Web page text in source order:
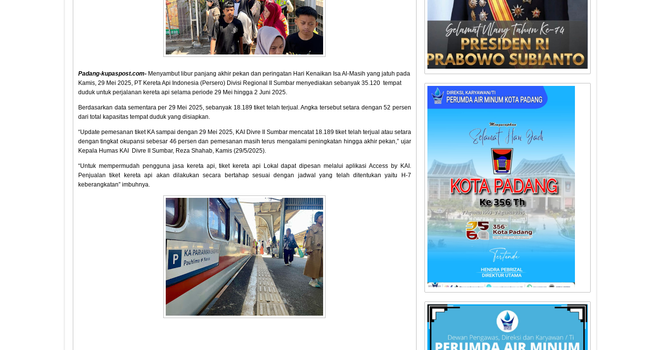
Padang-kupaspost.com- Menyambut libur panjang akhir pekan dan peringatan Hari Kenaikan Isa Al-Masih yang jatuh pada
Kamis, 29 Mei 2025, PT Kereta Api Indonesia (Persero) Divisi Regional II Sumbar menyediakan sebanyak 35.120 tempat
duduk untuk perjalanan kereta api selama periode 29 Mei hingga 2 Juni 2025.
Berdasarkan data sementara per 29 Mei 2025, sebanyak 18.189 tiket telah terjual. Angka tersebut setara dengan 52 persen
dari total kapasitas tempat duduk yang disiapkan.
“Update pemesanan tiket KA sampai dengan 29 Mei 2025, KAI Divre II Sumbar mencatat 18.189 tiket telah terjual atau setara
dengan tingkat okupansi sebesar 46 persen dan pemesanan masih terus mengalami peningkatan hingga akhir pekan,” ujar
Kepala Humas KAI Divre II Sumbar, Reza Shahab, Kamis (29/5/2025).
“Untuk mempermudah pengguna jasa kereta api, tiket kereta api Lokal dapat dipesan melalui aplikasi Access by KAI.
Penjualan tiket kereta api akan dilakukan secara bertahap sesuai dengan jadwal yang telah ditentukan yaitu H-7
keberangkatan” imbuhnya.